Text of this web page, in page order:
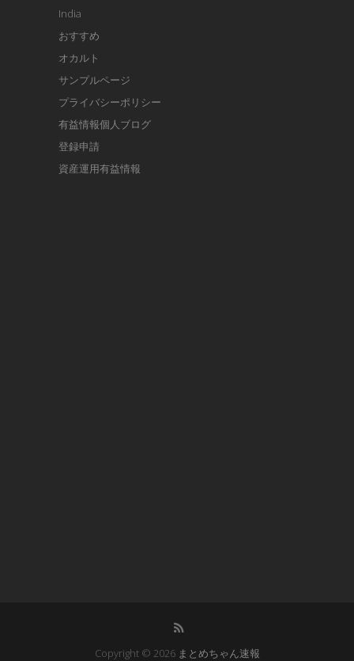
India
おすすめ
オカルト
サンプルページ
プライバシーポリシー
有益情報個人ブログ
登録申請
資産運用有益情報
Copyright © 2026 まとめちゃん速報